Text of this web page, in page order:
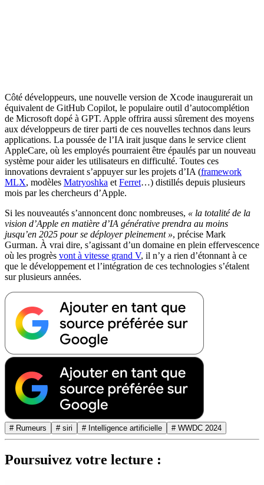
Côté développeurs, une nouvelle version de Xcode inaugurerait un
équivalent de GitHub Copilot, le populaire outil d’autocomplétion
de Microsoft dopé à GPT. Apple offrira aussi sûrement des moyens
aux développeurs de tirer parti de ces nouvelles technos dans leurs
applications. La poussée de l’IA irait jusque dans le service client
AppleCare, où les employés pourraient être épaulés par un nouveau
système pour aider les utilisateurs en difficulté. Toutes ces
innovations devraient s’appuyer sur les projets d’IA (framework
MLX, modèles Matryoshka et Ferret…) distillés depuis plusieurs
mois par les chercheurs d’Apple.
Si les nouveautés s’annoncent donc nombreuses, « la totalité de la
vision d’Apple en matière d’IA générative prendra au moins
jusqu’en 2025 pour se déployer pleinement », précise Mark
Gurman. À vrai dire, s’agissant d’un domaine en plein effervescence
où les progrès vont à vitesse grand V, il n’y a rien d’étonnant à ce
que le développement et l’intégration de ces technologies s’étalent
sur plusieurs années.
# Rumeurs # siri # Intelligence artificielle # WWDC 2024
Poursuivez votre lecture :